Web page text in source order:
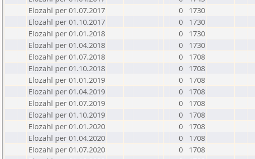
Elozahl per 01.07.2017
0
1730
Elozahl per 01.10.2017
0
1730
Elozahl per 01.01.2018
0
1730
Elozahl per 01.04.2018
0
1730
Elozahl per 01.07.2018
0
1708
Elozahl per 01.10.2018
0
1708
Elozahl per 01.01.2019
0
1708
Elozahl per 01.04.2019
0
1708
Elozahl per 01.07.2019
0
1708
Elozahl per 01.10.2019
0
1708
Elozahl per 01.01.2020
0
1708
Elozahl per 01.04.2020
0
1708
Elozahl per 01.07.2020
0
1708